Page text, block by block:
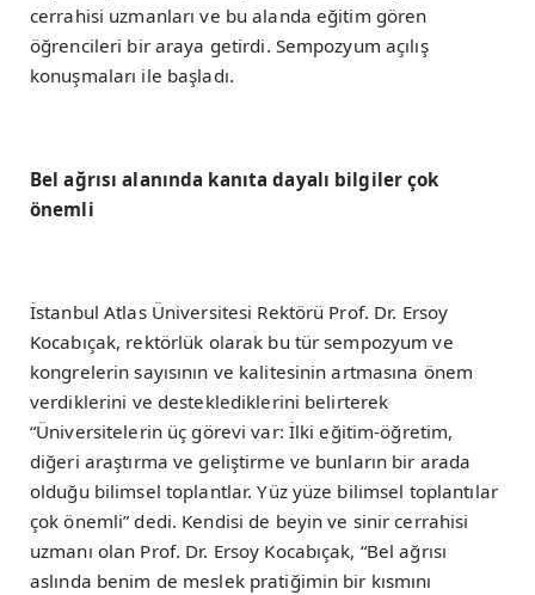
cerrahisi uzmanları ve bu alanda eğitim gören
öğrencileri bir araya getirdi. Sempozyum açılış
konuşmaları ile başladı.
Bel ağrısı alanında kanıta dayalı bilgiler çok
önemli
İstanbul Atlas Üniversitesi Rektörü Prof. Dr. Ersoy
Kocabıçak, rektörlük olarak bu tür sempozyum ve
kongrelerin sayısının ve kalitesinin artmasına önem
verdiklerini ve desteklediklerini belirterek
“Üniversitelerin üç görevi var: İlki eğitim-öğretim,
diğeri araştırma ve geliştirme ve bunların bir arada
olduğu bilimsel toplantlar. Yüz yüze bilimsel toplantılar
çok önemli” dedi. Kendisi de beyin ve sinir cerrahisi
uzmanı olan Prof. Dr. Ersoy Kocabıçak, “Bel ağrısı
aslında benim de meslek pratiğimin bir kısmını